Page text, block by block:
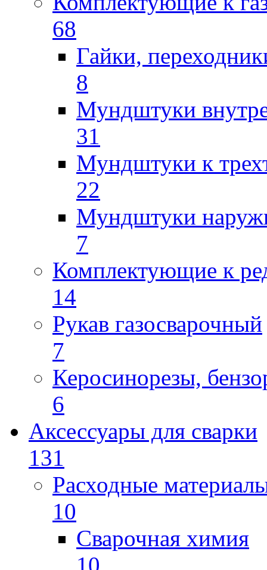
68
Гайки,
8
Мундштуки
31
Мундштуки к
22
Мундштуки
7
Комплектующие к
14
Рукав газосварочный
7
Керосинорезы,
6
Аксессуары для сварки
131
Расходные
10
Сварочная химия
10